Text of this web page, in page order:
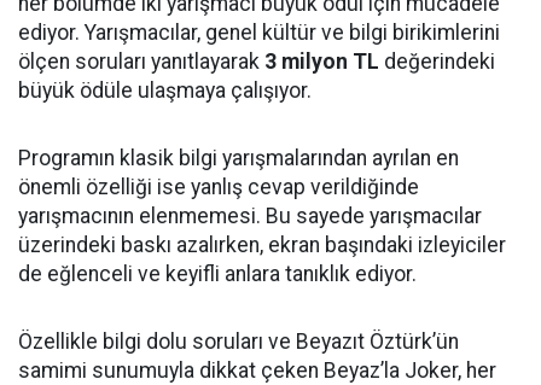
ediyor. Yarışmacılar, genel kültür ve bilgi birikimlerini
ölçen soruları yanıtlayarak 3 milyon TL değerindeki
büyük ödüle ulaşmaya çalışıyor.
Programın klasik bilgi yarışmalarından ayrılan en
önemli özelliği ise yanlış cevap verildiğinde
yarışmacının elenmemesi. Bu sayede yarışmacılar
üzerindeki baskı azalırken, ekran başındaki izleyiciler
de eğlenceli ve keyifli anlara tanıklık ediyor.
Özellikle bilgi dolu soruları ve Beyazıt Öztürk’ün
samimi sunumuyla dikkat çeken Beyaz’la Joker, her